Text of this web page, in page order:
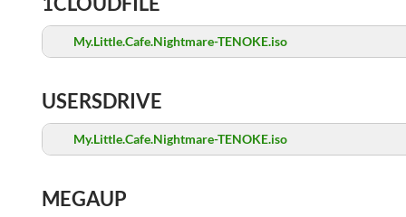
My.Little.Cafe.Nightmare-TENOKE.iso
USERSDRIVE
My.Little.Cafe.Nightmare-TENOKE.iso
MEGAUP